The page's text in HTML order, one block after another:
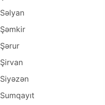
Səlyan
Şəmkir
Şərur
Şirvan
Siyəzən
Sumqayıt